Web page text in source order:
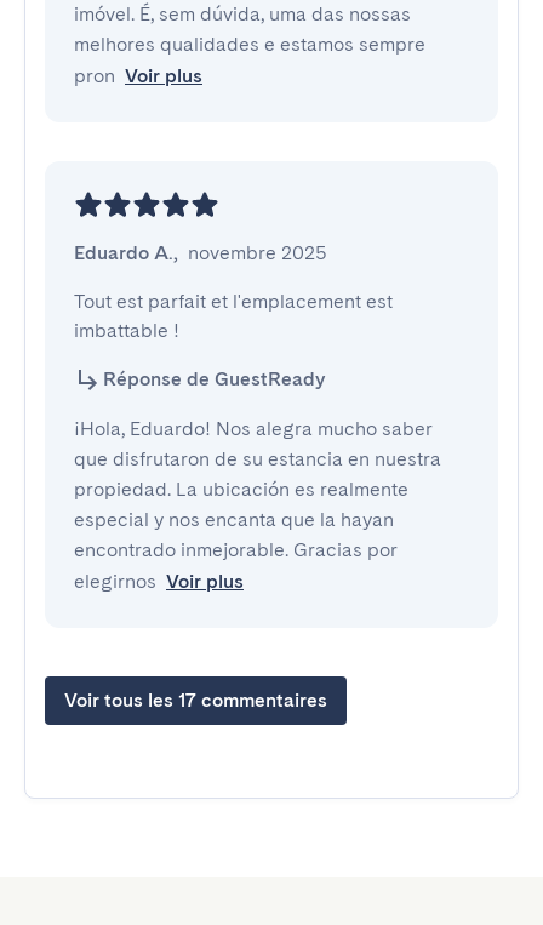
imóvel. É, sem dúvida, uma das nossas
melhores qualidades e estamos sempre
pron Voir plus
Eduardo A., novembre 2025
Tout est parfait et l'emplacement est
imbattable !
Réponse de GuestReady
¡Hola, Eduardo! Nos alegra mucho saber
que disfrutaron de su estancia en nuestra
propiedad. La ubicación es realmente
especial y nos encanta que la hayan
encontrado inmejorable. Gracias por
elegirnos Voir plus
Voir tous les 17 commentaires